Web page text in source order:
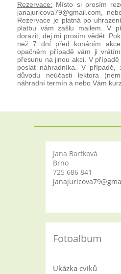
Rezervace: Místo si prosím
janajuricova79@gmail.com,
Rezervace je platná po
platbu vám zašlu mailem. V
dorazit, dej mi prosím vědět.
než 7 dní před konáním
opačném případě vám ji
přesunu na jinou akci. V
poslat náhradníka. V
důvodu neúčasti lektora
náhradní termín a nebo Vám
Jana Bartková
Brno
725 686 841
Fotoalbum
Ukázka cviků